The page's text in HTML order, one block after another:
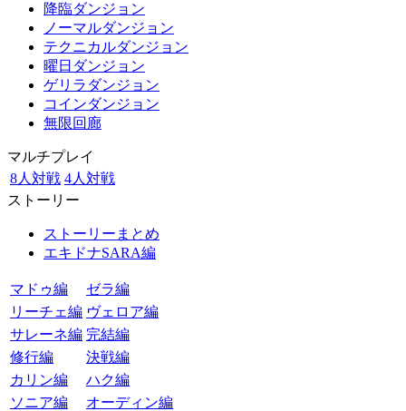
降臨ダンジョン
ノーマルダンジョン
テクニカルダンジョン
曜日ダンジョン
ゲリラダンジョン
コインダンジョン
無限回廊
マルチプレイ
8人対戦 4人対戦
ストーリー
ストーリーまとめ
エキドナSARA編
マドゥ編
ゼラ編
リーチェ編 ヴェロア編
サレーネ編 完結編
修行編
決戦編
カリン編
ハク編
ソニア編
オーディン編